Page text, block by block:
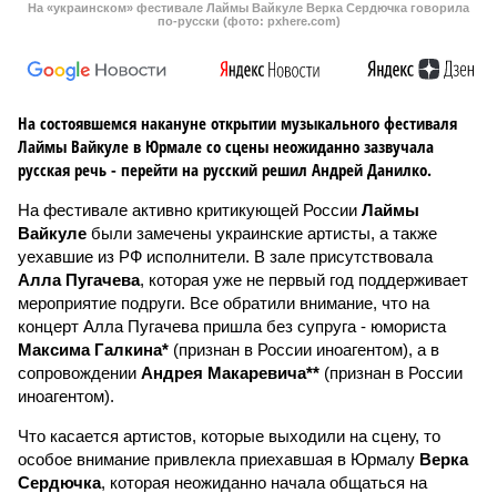
На «украинском» фестивале Лаймы Вайкуле Верка Сердючка говорила
по-русски (фото: pxhere.com)
На состоявшемся накануне открытии музыкального фестиваля
Лаймы Вайкуле в Юрмале со сцены неожиданно зазвучала
русская речь - перейти на русский решил Андрей Данилко.
На фестивале активно критикующей России Лаймы
Вайкуле были замечены украинские артисты, а также
уехавшие из РФ исполнители. В зале присутствовала
Алла Пугачева, которая уже не первый год поддерживает
мероприятие подруги. Все обратили внимание, что на
концерт Алла Пугачева пришла без супруга - юмориста
Максима Галкина* (признан в России иноагентом), а в
сопровождении Андрея Макаревича** (признан в России
иноагентом).
Что касается артистов, которые выходили на сцену, то
особое внимание привлекла приехавшая в Юрмалу Верка
Сердючка, которая неожиданно начала общаться на